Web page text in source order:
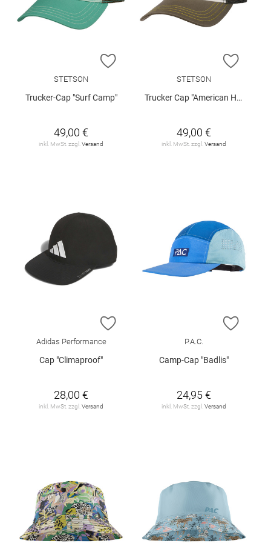
ZUR WUNSCHLISTE HINZUFÜGEN
STETSON
Trucker-Cap "Surf Camp"
49,00 €
inkl. MwSt. zzgl.Versand
ZUR
STETSON
Trucker Cap "American Heritage"
49,00 €
inkl. MwSt. zzgl.Versand
ZUR WUNSCHLISTE HINZUFÜGEN
Adidas Performance
Cap "Climaproof"
28,00 €
inkl. MwSt. zzgl. Versand
ZUR
P.A.C.
Camp-Cap "Badlis"
24,95 €
inkl. MwSt. zzgl. Versand